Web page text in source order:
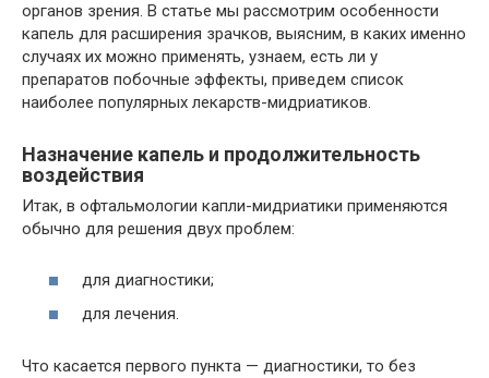
органов зрения. В статье мы рассмотрим особенности
капель для расширения зрачков, выясним, в каких именно
случаях их можно применять, узнаем, есть ли у
препаратов побочные эффекты, приведем список
наиболее популярных лекарств-мидриатиков.
Назначение капель и продолжительность
воздействия
Итак, в офтальмологии капли-мидриатики применяются
обычно для решения двух проблем:
для диагностики;
для лечения.
Что касается первого пункта — диагностики, то без